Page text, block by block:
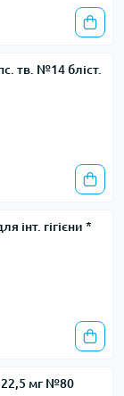
тв. №14 бліст.
інт. гігієни *
мг №80